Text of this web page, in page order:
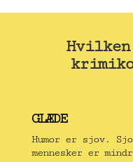
GLÆDE
Humor er sjov.
mennesker er